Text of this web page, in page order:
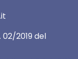
02/2019 del